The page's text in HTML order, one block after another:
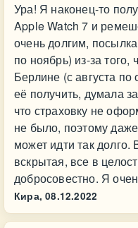
Ура! Я наконец-то
Apple Watch 7 и
очень долгим,
по ноябрь) из-за того,
Берлине (с августа
её получить, думала
что страховку не
не было, поэтому
может идти так
вскрытая, все в
добросовестно. Я
Кира, 08.12.2022